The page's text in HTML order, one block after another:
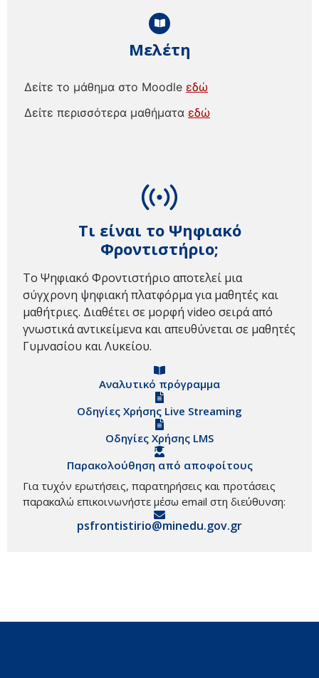
Τι είναι το Ψηφιακό
Φροντιστήριο;
Το Ψηφιακό Φροντιστήριο αποτελεί μια
σύγχρονη ψηφιακή πλατφόρμα για μαθητές και
μαθήτριες. Διαθέτει σε μορφή video σειρά από
γνωστικά αντικείμενα και απευθύνεται σε μαθητές
Γυμνασίου και Λυκείου.
Αναλυτικό πρόγραμμα
Οδηγίες Χρήσης Live Streaming
Οδηγίες Χρήσης LMS
Παρακολούθηση από αποφοίτους
Για τυχόν ερωτήσεις, παρατηρήσεις και προτάσεις
παρακαλώ επικοινωνήστε μέσω email στη διεύθυνση:
psfrontistirio@minedu.gov.gr
Μελέτη
Δείτε το μάθημα στο Moodle εδώ
Δείτε περισσότερα μαθήματα εδώ